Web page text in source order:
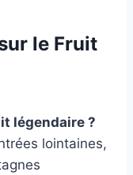
le Fruit
légendaire ?
lointaines,